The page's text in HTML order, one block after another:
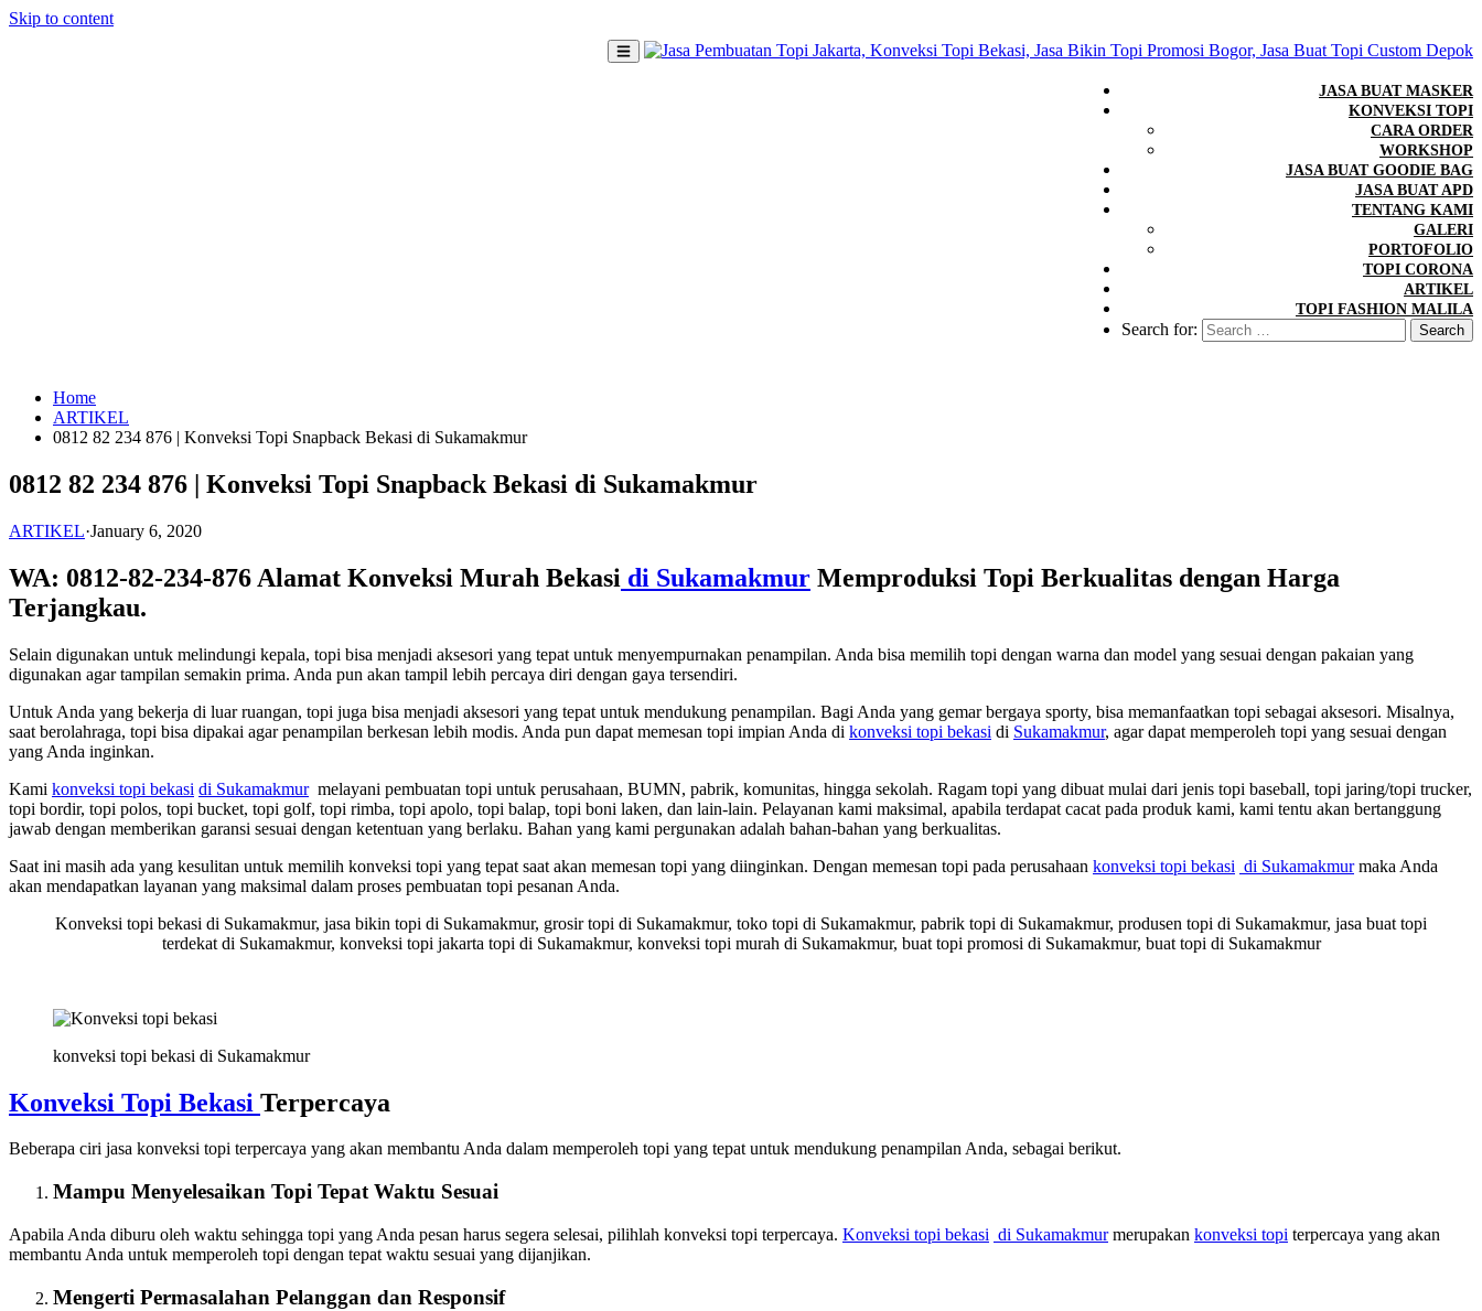
Skip to content
JASA BUAT MASKER
KONVEKSI TOPI
CARA ORDER
WORKSHOP
JASA BUAT GOODIE BAG
JASA BUAT APD
TENTANG KAMI
GALERI
PORTOFOLIO
TOPI CORONA
ARTIKEL
TOPI FASHION MALILA
Search for:
Home
ARTIKEL
0812 82 234 876 | Konveksi Topi Snapback Bekasi di Sukamakmur
0812 82 234 876 | Konveksi Topi Snapback Bekasi di Sukamakmur
ARTIKEL·January 6, 2020
WA: 0812-82-234-876 Alamat Konveksi Murah Bekasi di Sukamakmur Memproduksi Topi Berkualitas dengan Harga
Terjangkau.
Selain digunakan untuk melindungi kepala, topi bisa menjadi aksesori yang tepat untuk menyempurnakan penampilan. Anda bisa memilih topi dengan warna dan model yang sesuai dengan pakaian yang
digunakan agar tampilan semakin prima. Anda pun akan tampil lebih percaya diri dengan gaya tersendiri.
Untuk Anda yang bekerja di luar ruangan, topi juga bisa menjadi aksesori yang tepat untuk mendukung penampilan. Bagi Anda yang gemar bergaya sporty, bisa memanfaatkan topi sebagai aksesori. Misalnya,
saat berolahraga, topi bisa dipakai agar penampilan berkesan lebih modis. Anda pun dapat memesan topi impian Anda di konveksi topi bekasi di Sukamakmur, agar dapat memperoleh topi yang sesuai dengan
yang Anda inginkan.
Kami konveksi topi bekasi di Sukamakmurmelayani pembuatan topi untuk perusahaan, BUMN, pabrik, komunitas, hingga sekolah. Ragam topi yang dibuat mulai dari jenis topi baseball, topi jaring/topi trucker,
topi bordir, topi polos, topi bucket, topi golf, topi rimba, topi apolo, topi balap, topi boni laken, dan lain-lain. Pelayanan kami maksimal, apabila terdapat cacat pada produk kami, kami tentu akan bertanggung
jawab dengan memberikan garansi sesuai dengan ketentuan yang berlaku. Bahan yang kami pergunakan adalah bahan-bahan yang berkualitas.
Saat ini masih ada yang kesulitan untuk memilih konveksi topi yang tepat saat akan memesan topi yang diinginkan. Dengan memesan topi pada perusahaan konveksi topi bekasi di Sukamakmurmaka Anda
akan mendapatkan layanan yang maksimal dalam proses pembuatan topi pesanan Anda.
Konveksi topi bekasi di Sukamakmur, jasa bikin topi di Sukamakmur, grosir topi di Sukamakmur, toko topi di Sukamakmur, pabrik topi di Sukamakmur, produsen topi di Sukamakmur, jasa buat topi
terdekat di Sukamakmur, konveksi topi jakarta topi di Sukamakmur, konveksi topi murah di Sukamakmur, buat topi promosi di Sukamakmur, buat topi di Sukamakmur
konveksi topi bekasi di Sukamakmur
Konveksi Topi Bekasi Terpercaya
Beberapa ciri jasa konveksi topi terpercaya yang akan membantu Anda dalam memperoleh topi yang tepat untuk mendukung penampilan Anda, sebagai berikut.
Mampu Menyelesaikan Topi Tepat Waktu Sesuai
Apabila Anda diburu oleh waktu sehingga topi yang Anda pesan harus segera selesai, pilihlah konveksi topi terpercaya. Konveksi topi bekasi di Sukamakmurmerupakan konveksi topi terpercaya yang akan
membantu Anda untuk memperoleh topi dengan tepat waktu sesuai yang dijanjikan.
Mengerti Permasalahan Pelanggan dan Responsif